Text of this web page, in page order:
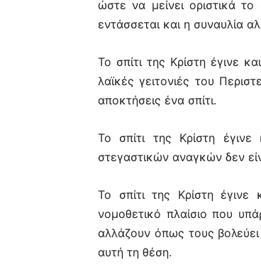
ώστε να μείνει οριστικά
εντάσσεται και η συναυλία
Το σπίτι της Κρίστη έγινε
λαϊκές γειτονιές του
αποκτήσεις ένα σπίτι.
Το σπίτι της Κρίστη
στεγαστικών αναγκών δεν
Το σπίτι της Κρίστη έγινε
νομοθετικό πλαίσιο που
αλλάζουν όπως τους
αυτή τη θέση.